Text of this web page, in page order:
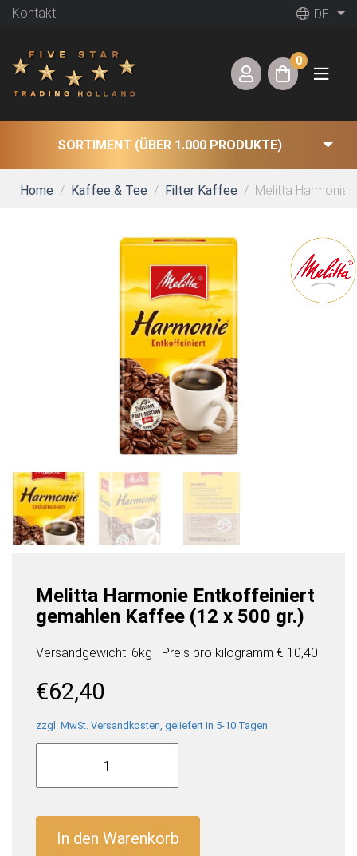
Kontakt DE
0
SORTIMENT (ÜBER 1.000 PRODUKTE)
Home Kaffee & Tee Filter Kaffee Melitta Harmonie
Melitta Harmonie Entkoffeiniert
gemahlen Kaffee (12 x 500 gr.)
Versandgewicht: 6kg Preis pro kilogramm € 10,40
€62,40
zzgl. MwSt. Versandkosten, geliefert in 5-10 Tagen
Melitta
Entkoffeiniert
In den Warenkorb